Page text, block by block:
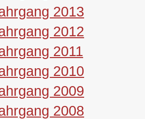
2013
2012
2011
2010
2009
2008